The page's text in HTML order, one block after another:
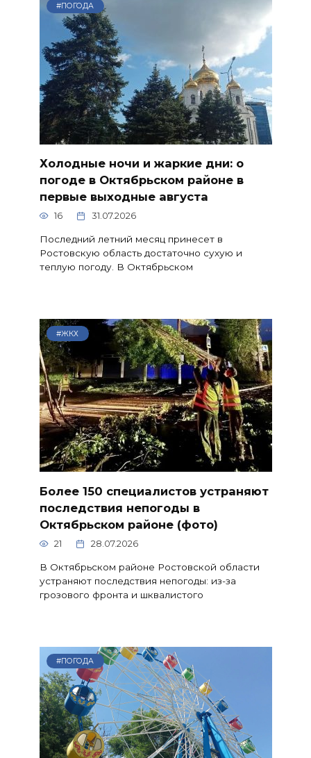
#ПОГОДА
Холодные ночи и жаркие дни: о
погоде в Октябрьском районе в
первые выходные августа
16 31.07.2026
Последний летний месяц принесет в
Ростовскую область достаточно сухую и
теплую погоду. В Октябрьском
#ЖКХ
Более 150 специалистов устраняют
последствия непогоды в
Октябрьском районе (фото)
21 28.07.2026
В Октябрьском районе Ростовской области
устраняют последствия непогоды: из-за
грозового фронта и шквалистого
#ПОГОДА